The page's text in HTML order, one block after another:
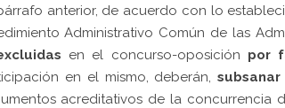
anterior, de acuerdo con lo
Administrativo Común de las
en el concurso-oposición por
en el mismo, deberán,
acreditativos de la concurrencia